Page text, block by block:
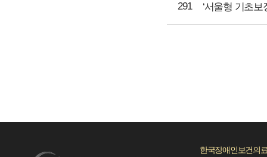
291 ‘서울형 기초
한국장애인보건의